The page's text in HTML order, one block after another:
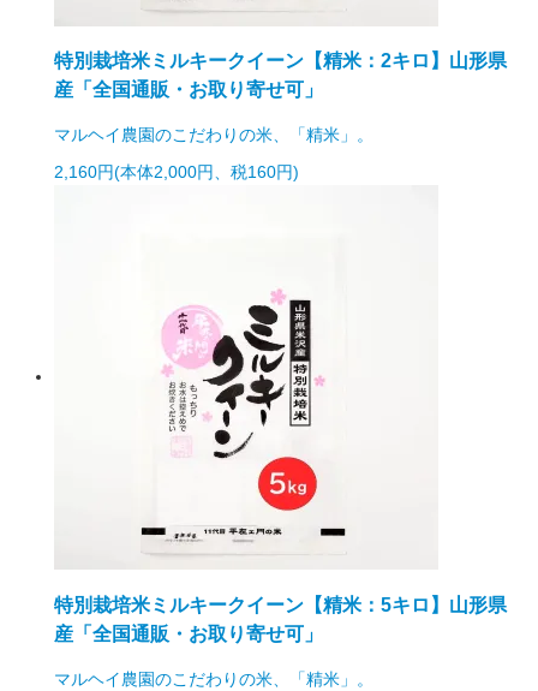
特別栽培米ミルキークイーン【精米：2キロ】山形県
産「全国通販・お取り寄せ可」
マルヘイ農園のこだわりの米、「精米」。
2,160円(本体2,000円、税160円)
特別栽培米ミルキークイーン【精米：5キロ】山形県
産「全国通販・お取り寄せ可」
マルヘイ農園のこだわりの米、「精米」。